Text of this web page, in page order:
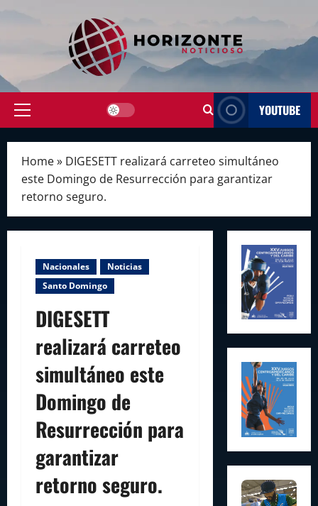
Primary
YOUTUBE
Home» DIGESETT realizará carreteo simultáneo
este Domingo de Resurrección para garantizar
retorno seguro.
Nacionales
Noticias
Santo Domingo
DIGESETT
realizará carreteo
simultáneo este
Domingo de
Resurrección para
garantizar
retorno seguro.